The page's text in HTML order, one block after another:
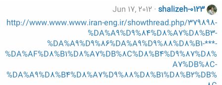
shalizeh-0123
Jun 17, 2012
http://www.www.www.iran-eng.ir/showthread.php/379898-
%DA%A9%D9%84%D8%A7%D8%B3-
%DA%A9%D9%86%DA%A9%D9%88%D8%B1-***-
%DA%AF%D8%B1%D8%A7%DB%8C%D8%B4%D9%87%D8%
A7%DB%8C-
%DA%A9%D8%B4%D8%A7%D9%88%D8%B1%D8%B2%DB%